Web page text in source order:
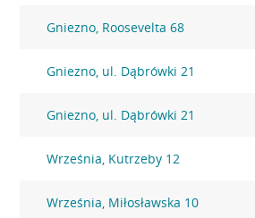
Gniezno, Roosevelta 68
Gniezno, ul. Dąbrówki 21
Gniezno, ul. Dąbrówki 21
Września, Kutrzeby 12
Września, Miłosławska 10